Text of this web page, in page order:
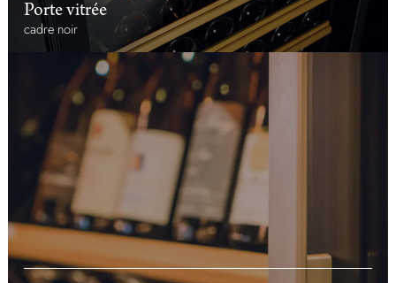
Porte vitrée
cadre noir